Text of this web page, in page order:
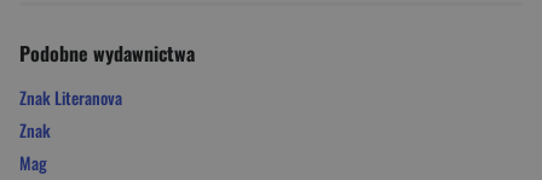
Podobne wydawnictwa
Znak Literanova
Znak
Mag